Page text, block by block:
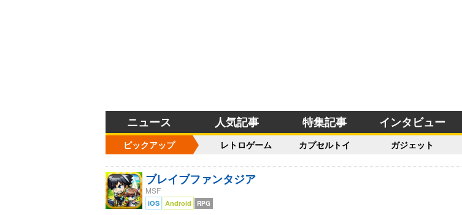
ニュース 人気記事 特集記事 インタビュー
ピックアップ レトロゲーム カプセルトイ ガジェット
ブレイブファンタジア
MSF
iOS Android RPG